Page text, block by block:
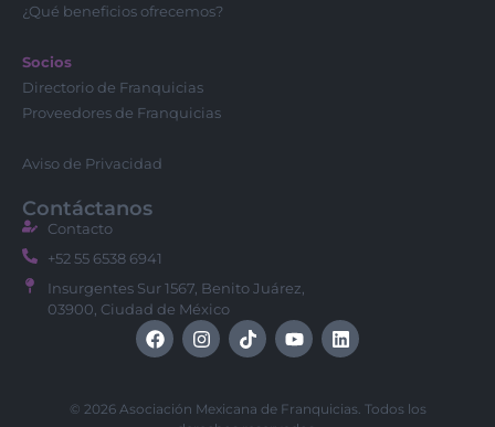
¿Qué beneficios ofrecemos?
Socios
Directorio de Franquicias
Proveedores de Franquicias
Aviso de Privacidad
Contáctanos
Contacto
+52 55 6538 6941
Insurgentes Sur 1567, Benito Juárez,
03900, Ciudad de México
© 2026 Asociación Mexicana de Franquicias. Todos los